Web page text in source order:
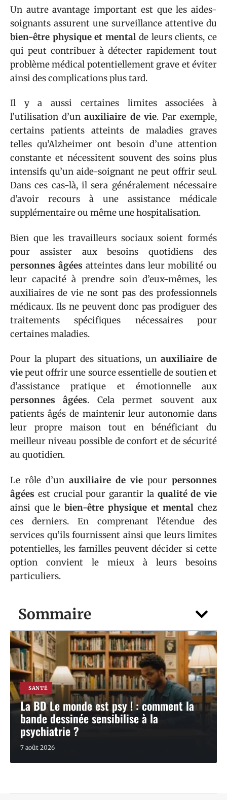
Sommaire
SANTÉ
La BD Le monde est psy ! : comment la
bande dessinée sensibilise à la
psychiatrie ?
7 août 2026
Un autre avantage important est que les aides-
soignants assurent une surveillance attentive du
bien-être physique et mentalde leurs clients, ce
qui peut contribuer à détecter rapidement tout
problème médical potentiellement grave et éviter
ainsi des complications plus tard.
Il y a aussi certaines limites associées à
l’utilisation d’unauxiliaire de vie. Par exemple,
certains patients atteints de maladies graves
telles qu’Alzheimer ont besoin d’une attention
constante et nécessitent souvent des soins plus
intensifs qu’un aide-soignant ne peut offrir seul.
Dans ces cas-là, il sera généralement nécessaire
d’avoir recours à une assistance médicale
supplémentaire ou même une hospitalisation.
Bien que les travailleurs sociaux soient formés
pour assister aux besoins quotidiens des
personnes âgées atteintes dans leur mobilité ou
leur capacité à prendre soin d’eux-mêmes, les
auxiliaires de vie ne sont pas des professionnels
médicaux. Ils ne peuvent donc pas prodiguer des
traitements spécifiques nécessaires pour
certaines maladies.
Pour la plupart des situations, unauxiliaire de
viepeut offrir une source essentielle de soutien et
d’assistance pratique et émotionnelle aux
personnes âgées. Cela permet souvent aux
patients âgés de maintenir leur autonomie dans
leur propre maison tout en bénéficiant du
meilleur niveau possible de confort et de sécurité
au quotidien.
Le rôle d’un auxiliaire de vie pour personnes
âgées est crucial pour garantir la qualité de vie
ainsi que lebien-être physique et mental chez
ces derniers. En comprenant l’étendue des
services qu’ils fournissent ainsi que leurs limites
potentielles, les familles peuvent décider si cette
option convient le mieux à leurs besoins
particuliers.